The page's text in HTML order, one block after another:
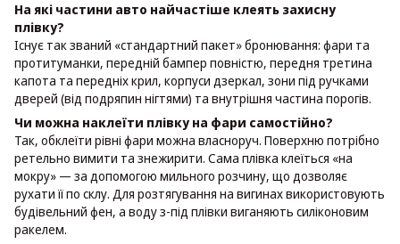
На які частини авто найчастіше клеять захисну
плівку?
Існує так званий «стандартний пакет» бронювання: фари та
протитуманки, передній бампер повністю, передня третина
капота та передніх крил, корпуси дзеркал, зони під ручками
дверей (від подряпин нігтями) та внутрішня частина порогів.
Чи можна наклеїти плівку на фари самостійно?
Так, обклеїти рівні фари можна власноруч. Поверхню потрібно
ретельно вимити та знежирити. Сама плівка клеїться «на
мокру» — за допомогою мильного розчину, що дозволяє
рухати її по склу. Для розтягування на вигинах використовують
будівельний фен, а воду з-під плівки виганяють силіконовим
ракелем.